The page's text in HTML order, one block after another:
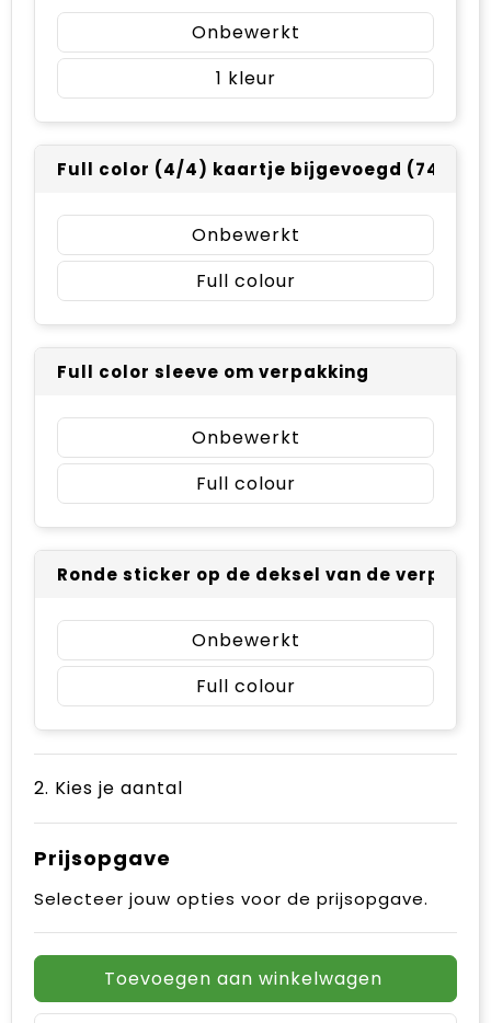
Onbewerkt
1
Full color (4/4) kaartje bijgevoegd (74 x
Onbewerkt
Full colour
Full color sleeve om verpakking
Onbewerkt
Full colour
Ronde sticker op de deksel van de
Onbewerkt
Full colour
2. Kies je aantal
Prijsopgave
Selecteer jouw opties voor de prijsopgave.
Toevoegen aan winkelwagen